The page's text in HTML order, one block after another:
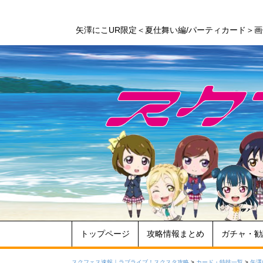
矢澤にこUR限定＜夏仕舞い編/パーティカード＞
トップページ 攻略情報まとめ ガチャ・